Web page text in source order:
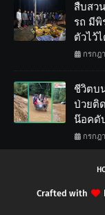
สืบสว
รถ มีพิ
ตัวไว้
กรกฎ
ชีวิตบ
ป่วยติ
น๊อคดั
กรกฎ
Crafted with